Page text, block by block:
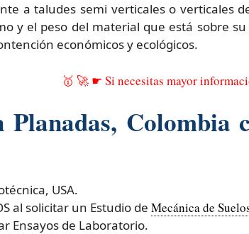
a taludes semi verticales o verticales
y el peso del material que está sobre
económicos y ecológicos.
🥇 🚀 ☛ Si necesitas mayor
Colombia
USA.
al solicitar un Estudio de Mecánica de
Ensayos de Laboratorio.